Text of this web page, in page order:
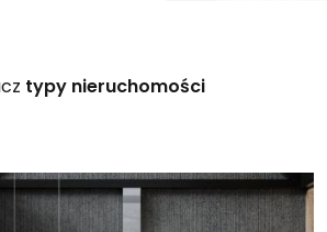
typy nieruchomości